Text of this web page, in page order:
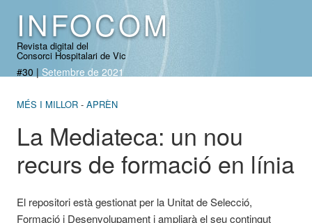
INFOCOM
Revista digital del
Consorci Hospitalari de Vic
#30 | Setembre de 2021
MÉS I MILLOR APRÈN
La Mediateca: un nou
recurs de formació en línia
El repositori està gestionat per la Unitat de Selecció,
Formació i Desenvolupament i ampliarà el seu contingut